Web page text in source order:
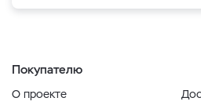
Покупателю
О проекте